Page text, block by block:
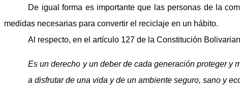
De igual forma es importante que las personas de la
medidas necesarias para convertir el reciclaje en un hábito.
Al respecto, en el artículo 127 de la Constitución
Es un derecho y un deber de cada generación proteger y
a disfrutar de una vida y de un ambiente seguro, sano y